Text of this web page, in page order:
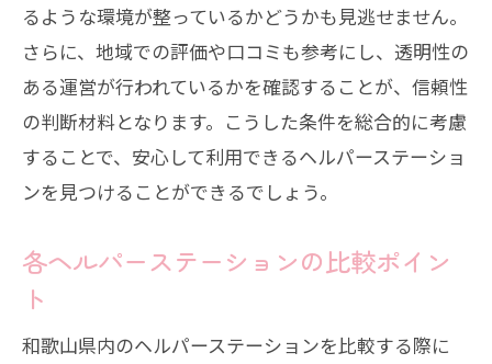
るような環境が整っているかどうかも見逃せません。
さらに、地域での評価や口コミも参考にし、透明性の
ある運営が行われているかを確認することが、信頼性
の判断材料となります。こうした条件を総合的に考慮
することで、安心して利用できるヘルパーステーショ
ンを見つけることができるでしょう。
各ヘルパーステーションの比較ポイン
ト
和歌山県内のヘルパーステーションを比較する際に